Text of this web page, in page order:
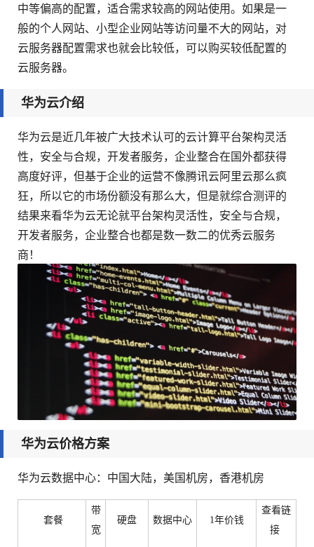
中等偏高的配置，适合需求较高的网站使用。如果是一
般的个人网站、小型企业网站等访问量不大的网站，对
云服务器配置需求也就会比较低，可以购买较低配置的
云服务器。
华为云介绍
华为云是近几年被广大技术认可的云计算平台架构灵活
性，安全与合规，开发者服务，企业整合在国外都获得
高度好评，但基于企业的运营不像腾讯云阿里云那么疯
狂，所以它的市场份额没有那么大，但是就综合测评的
结果来看华为云无论就平台架构灵活性，安全与合规，
开发者服务，企业整合也都是数一数二的优秀云服务
商！
华为云价格方案
华为云数据中心：中国大陆，美国机房，香港机房
套餐
带
宽
硬盘 数据中心 1年价钱
查看链
接